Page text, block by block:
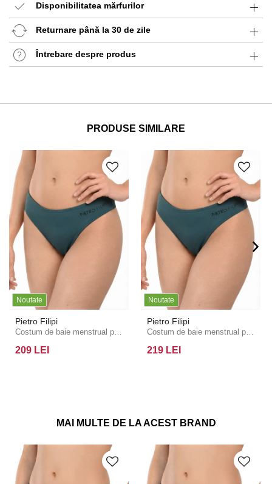
Disponibilitatea mărfurilor
Returnare până la 30 de zile
Întrebare despre produs
PRODUSE SIMILARE
Noutate
Pietro Filipi
209 LEI
Noutate
Pietro Filipi
219 LEI
MAI MULTE DE LA ACEST BRAND